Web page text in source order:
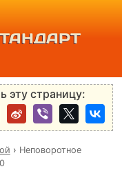
эту страницу:
› Неповоротное